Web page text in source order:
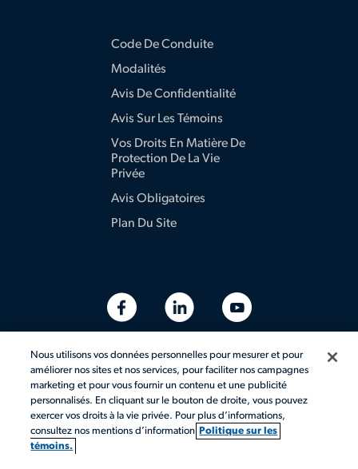
Code De Conduite
Modalités
Avis De Confidentialité
Avis Sur Les Témoins
Vos Droits En Matière De
Protection De La Vie
Privée
Avis Obligatoires
Plan Du Site
Nous utilisons vos données personnelles pour mesurer et pour
améliorer nos sites et nos services, pour faciliter nos campagnes
marketing et pour vous fournir un contenu et une publicité
personnalisés. En cliquant sur le bouton de droite, vous pouvez
exercer vos droits à la vie privée. Pour plus d’informations,
consultez nos mentions d’information
Politique sur les
témoins.